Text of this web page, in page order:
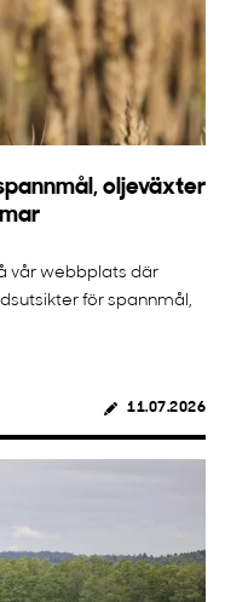
oljeväxter
vår webbplats där
för spannmål,
11.07.2026